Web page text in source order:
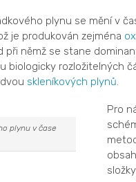
plynu se mění v
je produkován zejména
při němž se stane
biologicky rozložitelných
skleníkových plynů.
plynu v čase
Pro